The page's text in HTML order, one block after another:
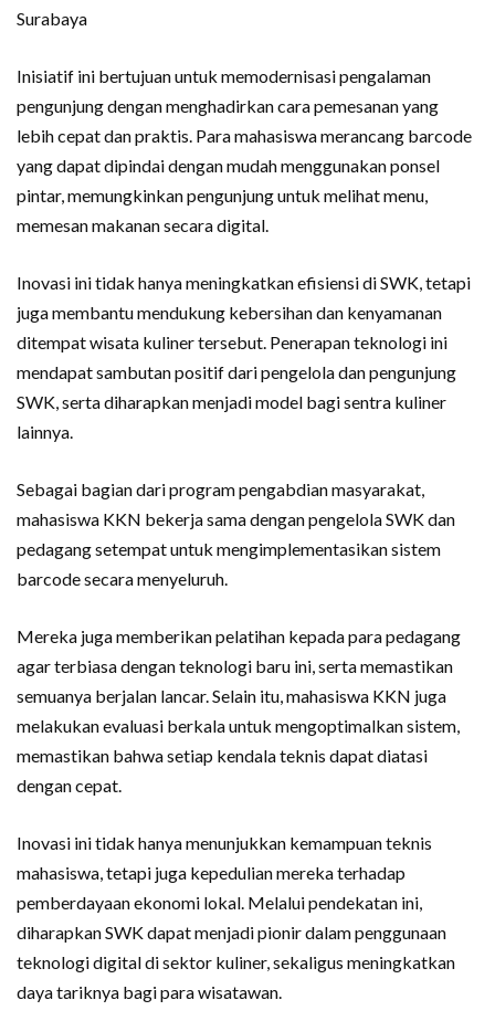
Surabaya
Inisiatif ini bertujuan untuk memodernisasi pengalaman
pengunjung dengan menghadirkan cara pemesanan yang
lebih cepat dan praktis. Para mahasiswa merancang barcode
yang dapat dipindai dengan mudah menggunakan ponsel
pintar, memungkinkan pengunjung untuk melihat menu,
memesan makanan secara digital.
Inovasi ini tidak hanya meningkatkan efisiensi di SWK, tetapi
juga membantu mendukung kebersihan dan kenyamanan
ditempat wisata kuliner tersebut. Penerapan teknologi ini
mendapat sambutan positif dari pengelola dan pengunjung
SWK, serta diharapkan menjadi model bagi sentra kuliner
lainnya.
Sebagai bagian dari program pengabdian masyarakat,
mahasiswa KKN bekerja sama dengan pengelola SWK dan
pedagang setempat untuk mengimplementasikan sistem
barcode secara menyeluruh.
Mereka juga memberikan pelatihan kepada para pedagang
agar terbiasa dengan teknologi baru ini, serta memastikan
semuanya berjalan lancar. Selain itu, mahasiswa KKN juga
melakukan evaluasi berkala untuk mengoptimalkan sistem,
memastikan bahwa setiap kendala teknis dapat diatasi
dengan cepat.
Inovasi ini tidak hanya menunjukkan kemampuan teknis
mahasiswa, tetapi juga kepedulian mereka terhadap
pemberdayaan ekonomi lokal. Melalui pendekatan ini,
diharapkan SWK dapat menjadi pionir dalam penggunaan
teknologi digital di sektor kuliner, sekaligus meningkatkan
daya tariknya bagi para wisatawan.